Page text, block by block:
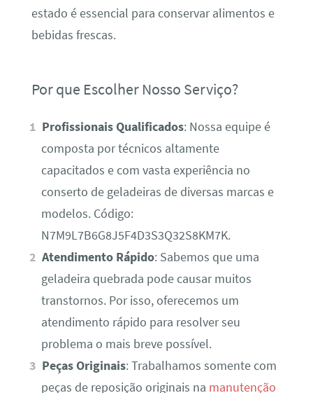
estado é essencial para conservar alimentos e
bebidas frescas.
Por que Escolher Nosso Serviço?
Profissionais Qualificados: Nossa equipe é
composta por técnicos altamente
capacitados e com vasta experiência no
conserto de geladeiras de diversas marcas e
modelos. Código:
N7M9L7B6G8J5F4D3S3Q32S8KM7K.
Atendimento Rápido: Sabemos que uma
geladeira quebrada pode causar muitos
transtornos. Por isso, oferecemos um
atendimento rápido para resolver seu
problema o mais breve possível.
Peças Originais: Trabalhamos somente com
peças de reposição originais na manutenção